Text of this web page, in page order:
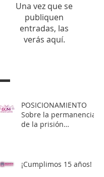
Una vez que se
publiquen
entradas, las
verás aquí.
POSICIONAMIENTO
Sobre la permanencia
de la prisión
¡Cumplimos 15 años!